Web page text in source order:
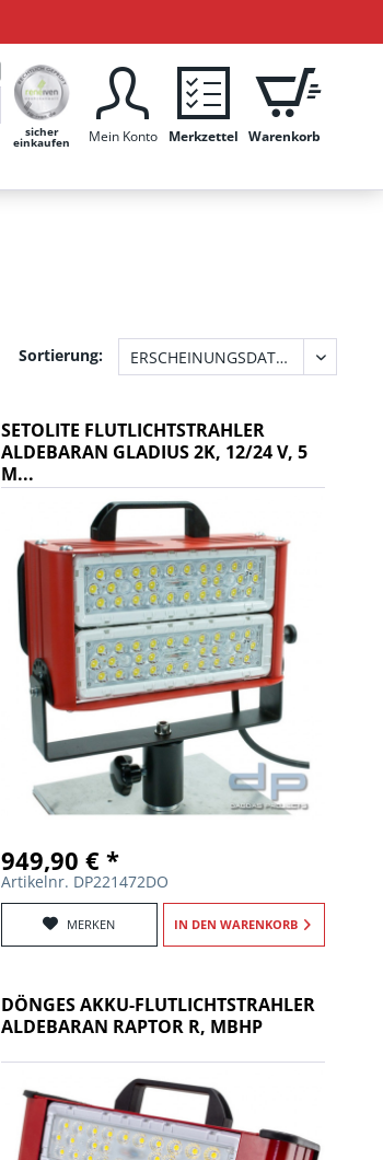
sicher
einkaufen Mein Konto Merkzettel Warenkorb
Sortierung:
SETOLITE FLUTLICHTSTRAHLER
ALDEBARAN GLADIUS 2K, 12/24 V, 5
M...
949,90 € *
Artikelnr. DP221472DO
MERKEN IN DEN WARENKORB
DÖNGES AKKU-FLUTLICHTSTRAHLER
ALDEBARAN RAPTOR R, MBHP